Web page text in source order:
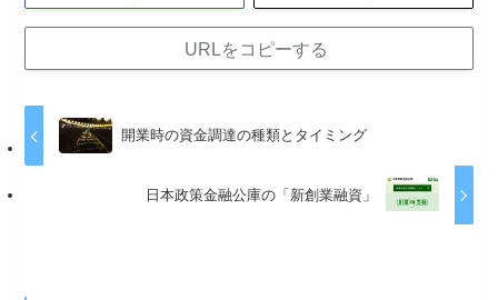
URLをコピーする
開業時の資金調達の種類とタイミング
日本政策金融公庫の「新創業融資」